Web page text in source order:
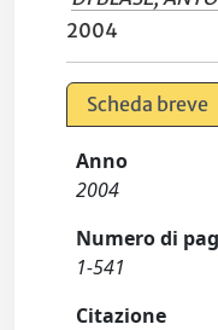
2004
Scheda breve
Anno
2004
Numero di
1-541
Citazione